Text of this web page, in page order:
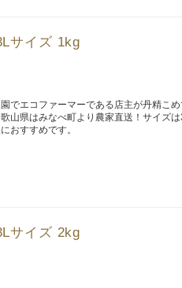
サイズ 1kg
でエコファーマーである店主が丹精こ
山県はみなべ町より農家直送！サイズ
おすすめです。
サイズ 2kg